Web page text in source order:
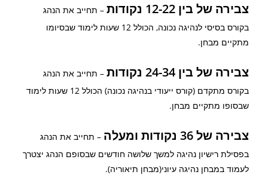
צבירה של בין 12-22 נקודות
– תחייב את הנהג
בקורס בסיסי לנהיגה נכונה, הכולל 12 שעות לימוד שבסיומו
מתקיים מבחן.
צבירה של בין 24-34 נקודות
– תחייב את הנהג
בקורס מתקדם (קורס ייעודי בנהיגה נכונה) הכולל 12 שעות לימוד
שבסופו מתקיים מבחן.
צבירה של 36 נקודות ומעלה
– תחייב את הנהג
בפסילת רישיון נהיגה למשך שלושה חודשים שבסופם הנהג יצטרך
לעמוד במבחן נהיגה עיוני(מבחן תיאוריה).